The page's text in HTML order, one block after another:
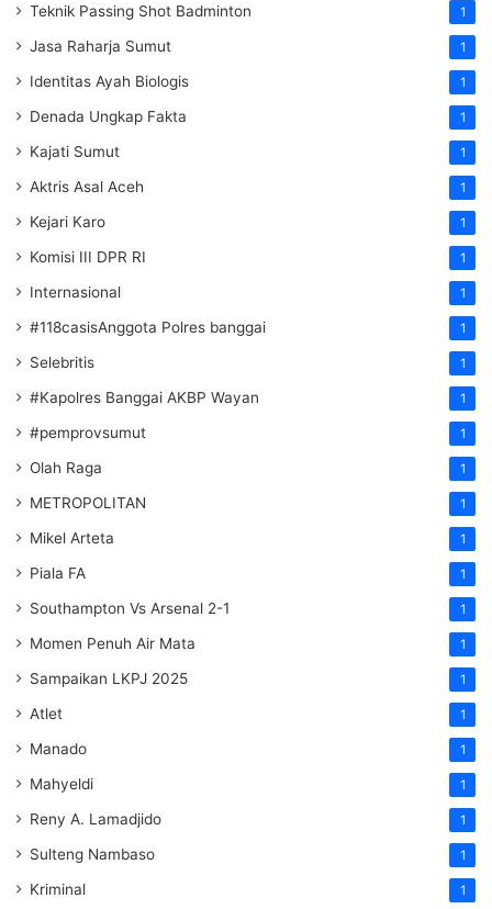
Teknik Passing Shot Badminton 1
Jasa Raharja Sumut 1
Identitas Ayah Biologis 1
Denada Ungkap Fakta 1
Kajati Sumut 1
Aktris Asal Aceh 1
Kejari Karo 1
Komisi III DPR RI 1
Internasional 1
#118casisAnggota Polres banggai 1
Selebritis 1
#Kapolres Banggai AKBP Wayan 1
#pemprovsumut 1
Olah Raga 1
METROPOLITAN 1
Mikel Arteta 1
Piala FA 1
Southampton Vs Arsenal 2-1 1
Momen Penuh Air Mata 1
Sampaikan LKPJ 2025 1
Atlet 1
Manado 1
Mahyeldi 1
Reny A. Lamadjido 1
Sulteng Nambaso 1
Kriminal 1